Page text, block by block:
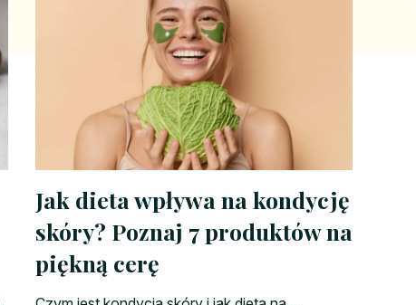
Jak dieta wpływa na kondycję
skóry? Poznaj 7 produktów na
piękną cerę